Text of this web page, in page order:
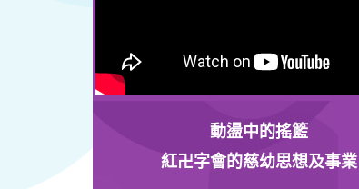
動盪中的搖籃
紅卍字會的慈幼思想及事業